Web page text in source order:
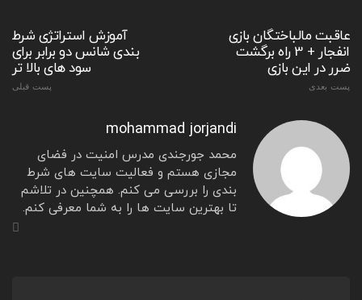
آموزش استراتژی شرط
بندی شانس دو برابر برای
سود های بالا تر
پست قبلی
عاقبت مالباختگان بازی
انفجار + 3 راه برگشت
ضرر در این بازی
پست بعدی
mohammad jorjandi
محمد جورجندی مدرس امنیت در فضای
مجازی هستم و فعالیت سایت های شرط
بندی را بررسی می کنم. همچنین در تلاشم
تا بهترین سایت ها را به شما معرفی کنم.